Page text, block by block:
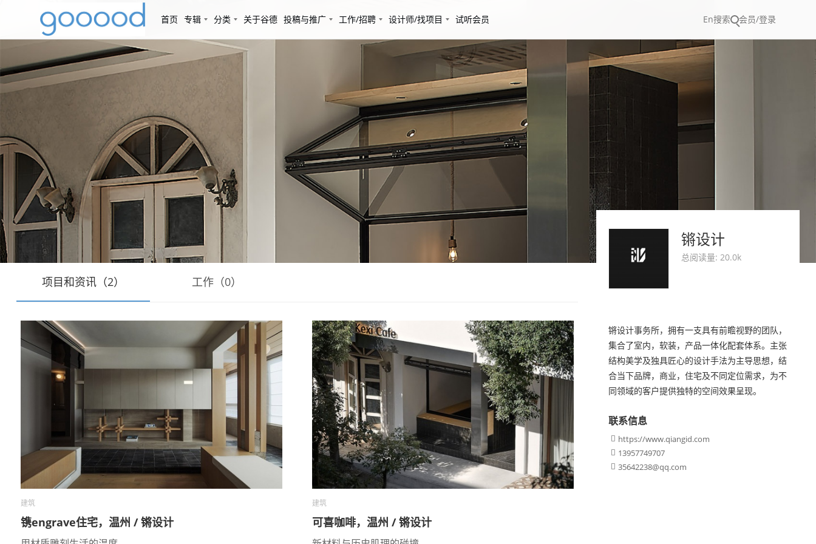
首页 专辑 分类 关于谷德 投稿与推广 工作/招聘 设计师/找项目 试听会员 En搜索 会员/登录
项目和资讯（2） 工作（0）
建筑
镌engrave住宅，温州 / 锵设计
建筑
可喜咖啡，温州 / 锵设计
锵设计
总阅读量: 20.0k
锵设计事务所，拥有一支具有前瞻视野的团队，
集合了室内，软装，产品一体化配套体系。主张
结构美学及独具匠心的设计手法为主导思想，结
合当下品牌，商业，住宅及不同定位需求，为不
同领域的客户提供独特的空间效果呈现。
联系信息
 https://www.qiangid.com
 13957749707
 35642238@qq.com